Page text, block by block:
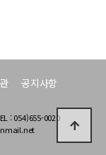
공지사항
: 054)655-0020